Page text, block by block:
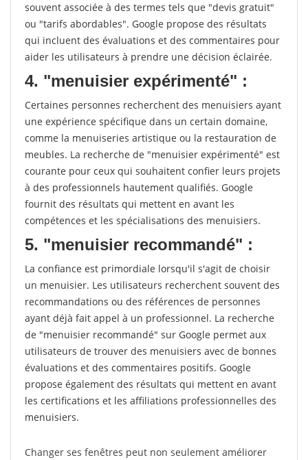
souvent associée à des termes tels que "devis gratuit"
ou "tarifs abordables". Google propose des résultats
qui incluent des évaluations et des commentaires pour
aider les utilisateurs à prendre une décision éclairée.
4. "menuisier expérimenté" :
Certaines personnes recherchent des menuisiers ayant
une expérience spécifique dans un certain domaine,
comme la menuiseries artistique ou la restauration de
meubles. La recherche de "menuisier expérimenté" est
courante pour ceux qui souhaitent confier leurs projets
à des professionnels hautement qualifiés. Google
fournit des résultats qui mettent en avant les
compétences et les spécialisations des menuisiers.
5. "menuisier recommandé" :
La confiance est primordiale lorsqu'il s'agit de choisir
un menuisier. Les utilisateurs recherchent souvent des
recommandations ou des références de personnes
ayant déjà fait appel à un professionnel. La recherche
de "menuisier recommandé" sur Google permet aux
utilisateurs de trouver des menuisiers avec de bonnes
évaluations et des commentaires positifs. Google
propose également des résultats qui mettent en avant
les certifications et les affiliations professionnelles des
menuisiers.
Changer ses fenêtres peut non seulement améliorer